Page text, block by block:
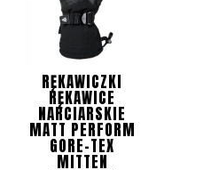
RĘKAWICZKI
RĘKAWICE
NARCIARSKIE
MATT PERFORM
GORE-TEX
MITTEN